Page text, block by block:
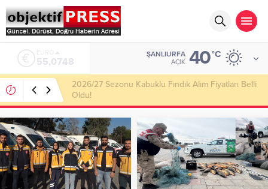
6.623,43
ŞANLIURFA
AÇIK 40°C
Haliliye Belediyesi Her Gün 4 Bin 898 Kişiye Sıcak
Yemek Ulaştırıyor!